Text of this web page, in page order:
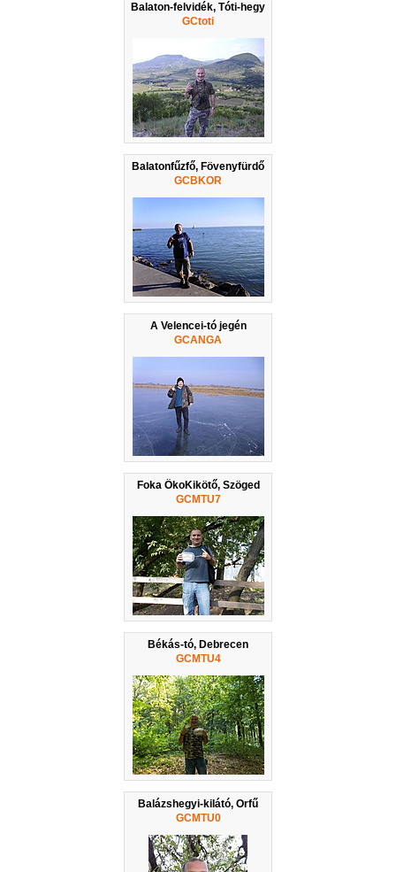
Balaton-felvidék, Tóti-hegy
GCtoti
Balatonfűzfő, Fövenyfürdő
GCBKOR
A Velencei-tó jegén
GCANGA
Foka ÖkoKikötő, Szöged
GCMTU7
Békás-tó, Debrecen
GCMTU4
Balázshegyi-kilátó, Orfű
GCMTU0